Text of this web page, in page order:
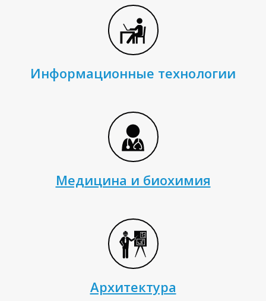
И
Информационные технологии
Медицина и биохимия
Архитектура